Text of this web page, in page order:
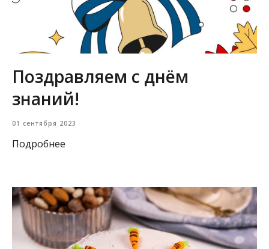
Поздравляем с днём
знаний!
01 сентября 2023
Подробнее